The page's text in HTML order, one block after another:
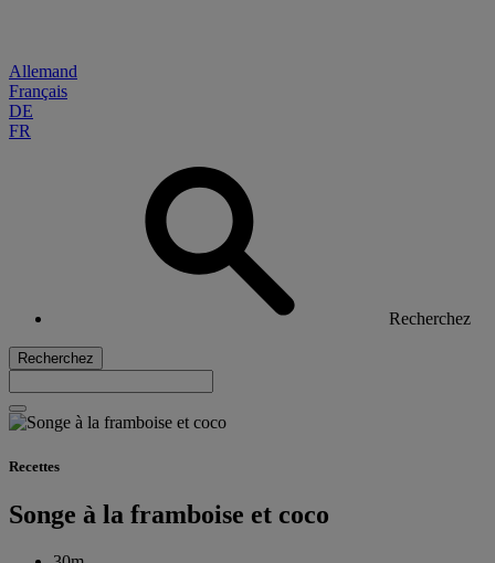
Allemand
Français
DE
FR
Recherchez
Recherchez
Recettes
Songe à la framboise et coco